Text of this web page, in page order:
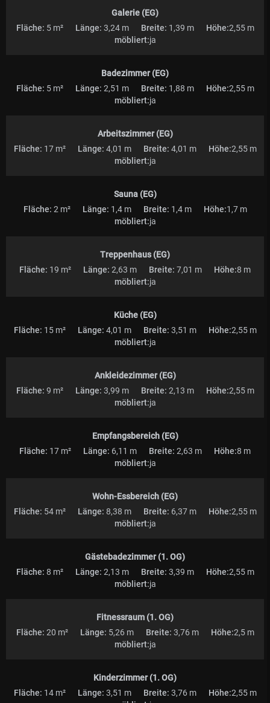
Galerie (EG)
Fläche: 5 m² Länge: 3,24 m Breite: 1,39 m Höhe:2,55 m
möbliert:ja
Badezimmer (EG)
Fläche: 5 m² Länge: 2,51 m Breite: 1,88 m Höhe:2,55 m
möbliert:ja
Arbeitszimmer (EG)
Fläche: 17 m² Länge: 4,01 m Breite: 4,01 m Höhe:2,55 m
möbliert:ja
Sauna (EG)
Fläche: 2 m² Länge: 1,4 m Breite: 1,4 m Höhe:1,7 m
möbliert:ja
Treppenhaus (EG)
Fläche: 19 m² Länge: 2,63 m Breite: 7,01 m Höhe:8 m
möbliert:ja
Küche (EG)
Fläche: 15 m² Länge: 4,01 m Breite: 3,51 m Höhe:2,55 m
möbliert:ja
Ankleidezimmer (EG)
Fläche: 9 m² Länge: 3,99 m Breite: 2,13 m Höhe:2,55 m
möbliert:ja
Empfangsbereich (EG)
Fläche: 17 m² Länge: 6,11 m Breite: 2,63 m Höhe:8 m
möbliert:ja
Wohn-Essbereich (EG)
Fläche: 54 m² Länge: 8,38 m Breite: 6,37 m Höhe:2,55 m
möbliert:ja
Gästebadezimmer (1. OG)
Fläche: 8 m² Länge: 2,13 m Breite: 3,39 m Höhe:2,55 m
möbliert:ja
Fitnessraum (1. OG)
Fläche: 20 m² Länge: 5,26 m Breite: 3,76 m Höhe:2,5 m
möbliert:ja
Kinderzimmer (1. OG)
Fläche: 14 m² Länge: 3,51 m Breite: 3,76 m Höhe:2,55 m